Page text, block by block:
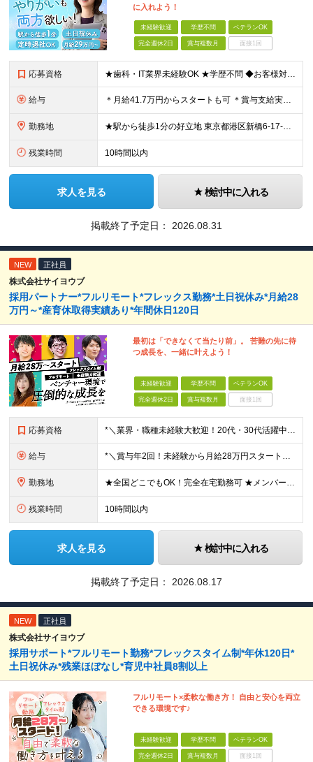
に入れよう！
未経験歓迎 学歴不問 ベテランOK
完全週休2日 賞与複数月 面接1回
応募資格 ★歯科・IT業界未経験OK ★学歴不問 ◆お客様対応の経験がある方（目安：1年以上） ＼こんな方はすぐにご活躍いただけます／ ※必須ではございませんので、ご安心ください！ ◇医科や歯科業界で働いた
給与 ＊月給41.7万円からスタートも可 ＊賞与支給実績あり（業績連動型） ＊年収500万円以上も可能！ 月給292,000円～417,000円 ※月給は経験・スキルを考慮し決定しています ※給与には固
勤務地 ★駅から徒歩1分の好立地 東京都港区新橋6-17-21 住友不動産 御成門駅前ビル 3F (変更の範囲)上記を除く当社関連勤務地
残業時間 10時間以内
求人を見る 検討中に入れる
掲載終了予定日： 2026.08.31
NEW 正社員
株式会社サイヨウブ
採用パートナー*フルリモート*フレックス勤務*土日祝休み*月給28
万円～*産育休取得実績あり*年間休日120日
最初は「できなくて当たり前」。 苦難の先に待
つ成長を、一緒に叶えよう！
未経験歓迎 学歴不問 ベテランOK
完全週休2日 賞与複数月 面接1回
応募資格 *＼業界・職種未経験大歓迎！20代・30代活躍中／* ◆学歴不問 ◆第二新卒OK ≪こんな人にはピッタリです♪≫ ・何かしらの営業経験をお持ちの方 ・自ら目標を立てて、セルフコントロールを楽しめる
給与 *＼賞与年2回！未経験から月給28万円スタート／* ★昇給年12回あり！随時昇給のチャンス ◆月給28万～40万円＋賞与年2回＋各種インセンティブ ※経験・スキルを考慮の上、決定します ※試用期間
勤務地 ★全国どこでもOK！完全在宅勤務可 ★メンバーは北海道・新潟・茨城・東京・静岡・愛知・兵庫・福岡など、全国様々な地域にて活躍中です♪ 【本社】 東京都渋谷区恵比寿1-13-1鈴木ビル3F (変更の
残業時間 10時間以内
求人を見る 検討中に入れる
掲載終了予定日： 2026.08.17
NEW 正社員
株式会社サイヨウブ
採用サポート*フルリモート勤務*フレックスタイム制*年休120日*
土日祝休み*残業ほぼなし*育児中社員8割以上
フルリモート×柔軟な働き方！ 自由と安心を両立
できる環境です♪
未経験歓迎 学歴不問 ベテランOK
完全週休2日 賞与複数月 面接1回